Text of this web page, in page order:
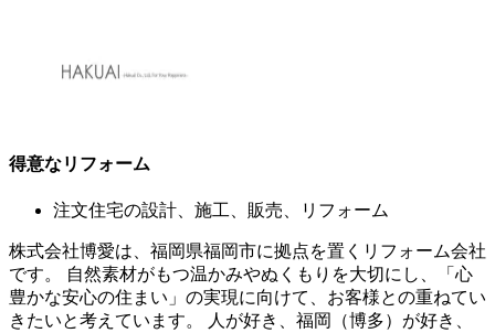
得意なリフォーム
注文住宅の設計、施工、販売、リフォーム
株式会社博愛は、福岡県福岡市に拠点を置くリフォーム会社
です。 自然素材がもつ温かみやぬくもりを大切にし、「心
豊かな安心の住まい」の実現に向けて、お客様との重ねてい
きたいと考えています。 人が好き、福岡（博多）が好き、